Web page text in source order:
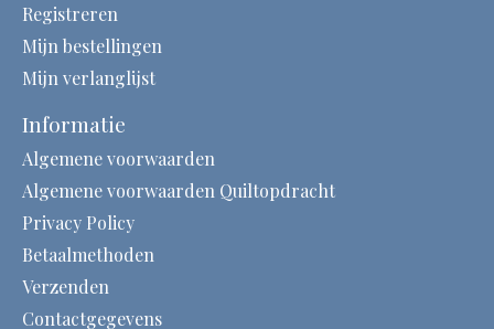
Registreren
Mijn bestellingen
Mijn verlanglijst
Informatie
Algemene voorwaarden
Algemene voorwaarden Quiltopdracht
Privacy Policy
Betaalmethoden
Verzenden
Contactgegevens